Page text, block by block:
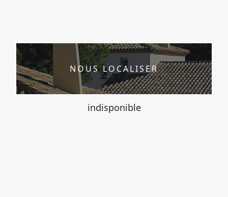
NOUS LOCALISER
indisponible